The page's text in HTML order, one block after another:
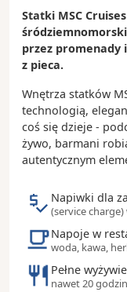
Zobacz
- tętniący życiem
- park South
portu statki
Havana
- tropikalny
całodniowej
Ciekawostki:
kolejka
- 70%
- Miami to
Statki MSC
przez promenady
z pieca.
Wnętrza statków
technologią,
coś się dzieje -
żywo, barmani
autentycznym
Napiwki dla
(service
Napoje w
woda, kawa,
Pełne
nawet 20